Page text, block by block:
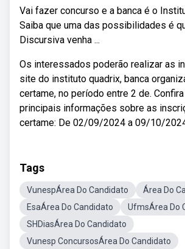
Vai fazer concurso e a banca é o
Saiba que uma das possibilidades é
Discursiva venha ...
Os interessados poderão realizar as
site do instituto quadrix, banca
certame, no período entre 2 de.
principais informações sobre as
certame: De 02/09/2024 a 09/10/
Tags
VunespÁrea Do Candidato
Área Do
EsaÁrea Do Candidato
UfmsÁrea Do
SHDiasÁrea Do Candidato
Vunesp ConcursosÁrea Do Candidato